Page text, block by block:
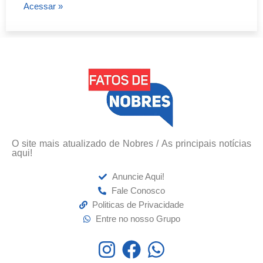
Acessar »
O site mais atualizado de Nobres / As principais notícias
aqui!
Anuncie Aqui!
Fale Conosco
Politicas de Privacidade
Entre no nosso Grupo